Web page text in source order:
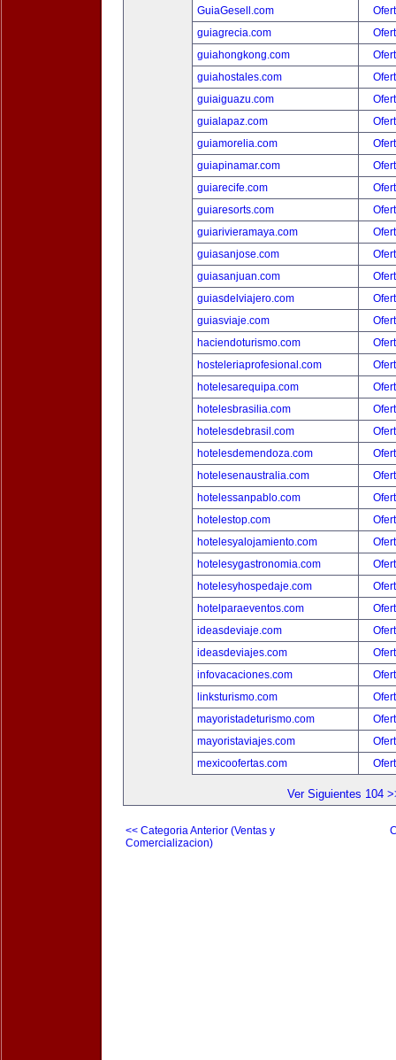
GuiaGesell.com
guiagrecia.com
guiahongkong.com
guiahostales.com
guiaiguazu.com
guialapaz.com
guiamorelia.com
guiapinamar.com
guiarecife.com
guiaresorts.com
guiarivieramaya.com
guiasanjose.com
guiasanjuan.com
guiasdelviajero.com
guiasviaje.com
haciendoturismo.com
hosteleriaprofesional.com
hotelesarequipa.com
hotelesbrasilia.com
hotelesdebrasil.com
hotelesdemendoza.com
hotelesenaustralia.com
hotelessanpablo.com
hotelestop.com
hotelesyalojamiento.com
hotelesygastronomia.com
hotelesyhospedaje.com
hotelparaeventos.com
ideasdeviaje.com
ideasdeviajes.com
infovacaciones.com
linksturismo.com
mayoristadeturismo.com
mayoristaviajes.com
mexicoofertas.com
Ver Siguientes 104
<< Categoria Anterior (Ventas y
Comercializacion)